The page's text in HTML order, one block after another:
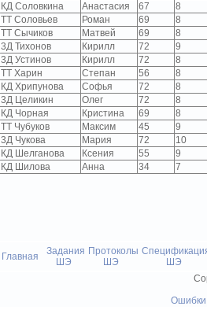
КД Соловкина
Анастасия 67
8
ТТ Соловьев
Роман 69
8
ТТ Сычиков
Матвей 69
8
3Д Тихонов
Кирилл 72
9
3Д Устинов
Кирилл 72
8
ТТ Харин
Степан 56
8
КД Хрипунова
Софья 72
8
3Д Целикин
Олег 72
8
КД Чорная
Кристина 69
8
ТТ Чубуков
Максим 45
9
3Д Чукова
Мария 72
10
КД Шелганова
Ксения 55
9
КД Шилова
Анна 34 7
Главная
Задания
ШЭ
Протоколы
ШЭ
ШЭ
Ошибки